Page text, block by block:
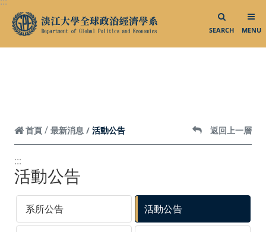
跳到頁面主要內容區
SEARCH MENU
首頁 最新消息 活動公告 返回上一層
:::
活動公告
系所公告 活動公告